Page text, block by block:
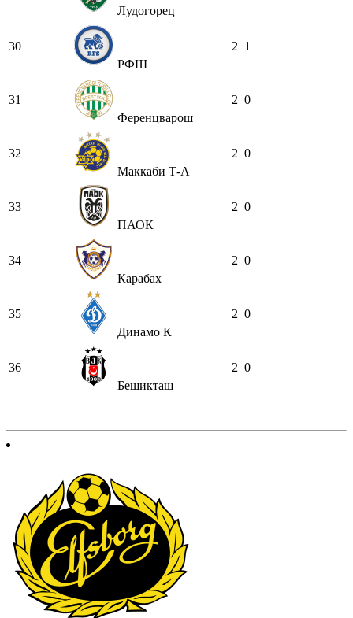
Лудогорец
30
РФШ
2 1
31
Ференцварош
2 0
32
Маккаби Т-А
2 0
33
ПАОК
2 0
34
Карабах
2 0
35
Динамо К
2 0
36
Бешикташ
2 0